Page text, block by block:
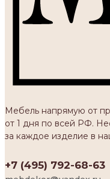
Мебель напрямую от
от 1 дня по всей РФ.
за каждое изделие в
+7 (495) 792-68-63